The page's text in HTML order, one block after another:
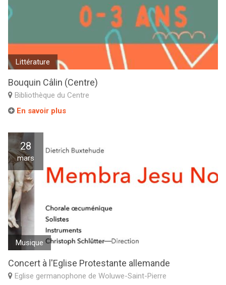
Littérature
Bouquin Câlin (Centre)
Bibliothèque du Centre
En savoir plus
28
mars
Musique
Concert à l'Eglise Protestante allemande
Eglise germanophone de Woluwe-Saint-Pierre